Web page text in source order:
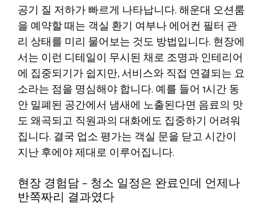
공기 질 저하가 빠르게 나타납니다. 해운대 오션룸
을 예약할 때는 객실 환기 여부나 에어컨 필터 관
리 상태를 미리 물어보는 것도 방법입니다. 현장에
서는 이런 디테일이 무시된 채로 조명과 인테리어
에 집중되기가 쉽지만, 서비스와 직접 연결되는 요
소라는 점을 명심해야 합니다. 예를 들어 1시간 동
안 밀폐된 공간에서 냄새에 노출된다면 음료의 맛
도 왜곡되고 직원과의 대화에도 집중하기 어려워
집니다. 결국 업소 평가는 객실 문을 닫고 시간이
지난 후에야 제대로 이루어집니다.
현장 경험담 – 청소 일정은 완료인데 언제나
반쪽짜리 결과였다